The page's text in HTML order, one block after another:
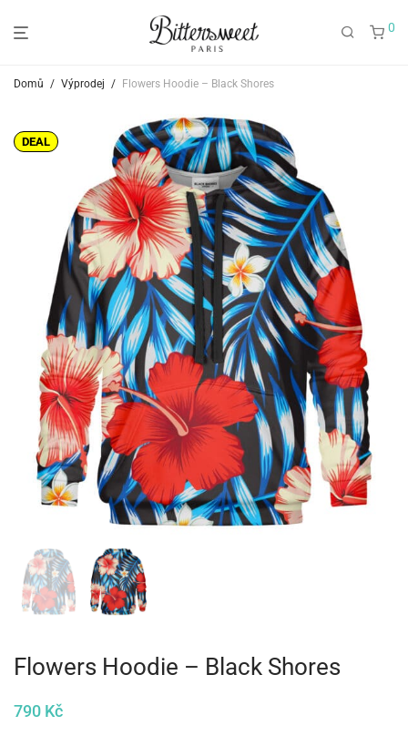
0
Domů / Výprodej / Flowers Hoodie – Black Shores
DEAL
Flowers Hoodie – Black Shores
790 Kč